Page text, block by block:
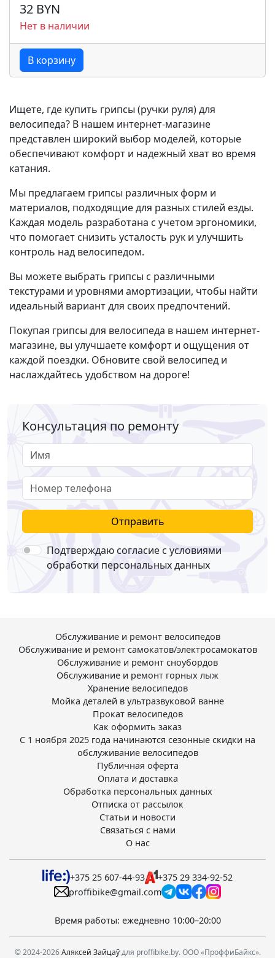
32 BYN
Нет в наличии
В корзину
Ищете, где купить грипсы (ручки руля) для
велосипеда? В нашем интернет-магазине
представлен широкий выбор моделей, которые
обеспечивают комфорт и надежный хват во время
катания.
Мы предлагаем грипсы различных форм и
материалов, подходящие для разных стилей езды.
Каждая модель разработана с учетом эргономики,
что помогает снизить усталость рук и улучшить
контроль над велосипедом.
Вы можете выбрать грипсы с различными
текстурами и уровнями амортизации, чтобы найти
идеальный вариант для своих предпочтений.
Покупая грипсы для велосипеда в нашем интернет-
магазине, вы улучшаете комфорт и ощущения от
каждой поездки. Обновите свой велосипед и
наслаждайтесь удобством на дороге!
Консультация по ремонту
Имя
Номер телефона
Отправить
Подтверждаю согласие с условиями
обработки персональных данных
Обслуживание и ремонт велосипедов
Обслуживание и ремонт самокатов/электросамокатов
Обслуживание и ремонт сноубордов
Обслуживание и ремонт горных лыж
Хранение велосипедов
Мойка деталей в ультразвуковой ванне
Прокат велосипедов
Как оформить заказ
С 1 ноября 2025 года начинаются сезонные скидки на
обслуживание велосипедов
Публичная оферта
Оплата и доставка
Обработка персональных данных
Отписка от рассылок
Статьи и новости
Связаться с нами
О нас
+375 25 607-44-93
+375 29 334-92-52
proffibike@gmail.com
Время работы: ежедневно 10:00–20:00
© 2024-2026Аляксей Зайцаўдля proffibike.by. ООО «ПроффиБайкс».